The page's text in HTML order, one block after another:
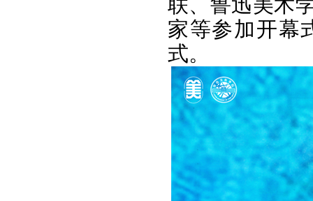
联、鲁迅美术
家等参加开幕
式。